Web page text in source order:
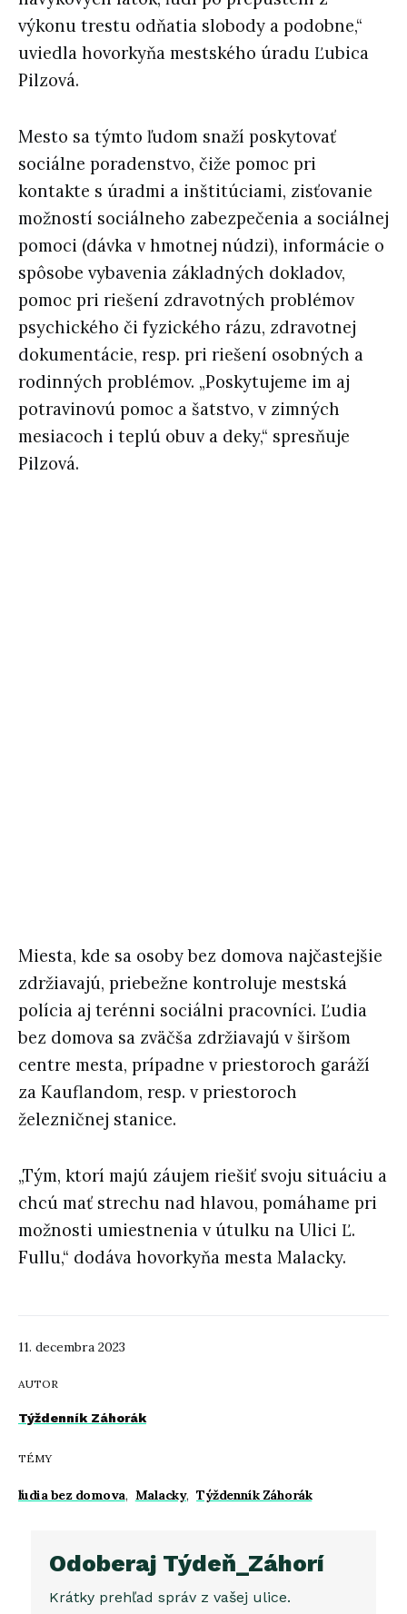
11. decembra 2023
AUTOR
Týždenník Záhorák
TÉMY
ľudia bez domova, Malacky, Týždenník Záhorák
výkonu trestu odňatia slobody a podobne,“
uviedla hovorkyňa mestského úradu Ľubica
Pilzová.
Mesto sa týmto ľudom snaží poskytovať
sociálne poradenstvo, čiže pomoc pri
kontakte s úradmi a inštitúciami, zisťovanie
možností sociálneho zabezpečenia a sociálnej
pomoci (dávka v hmotnej núdzi), informácie o
spôsobe vybavenia základných dokladov,
pomoc pri riešení zdravotných problémov
psychického či fyzického rázu, zdravotnej
dokumentácie, resp. pri riešení osobných a
rodinných problémov. „Poskytujeme im aj
potravinovú pomoc a šatstvo, v zimných
mesiacoch i teplú obuv a deky,“ spresňuje
Pilzová.
Miesta, kde sa osoby bez domova najčastejšie
zdržiavajú, priebežne kontroluje mestská
polícia aj terénni sociálni pracovníci. Ľudia
bez domova sa zväčša zdržiavajú v širšom
centre mesta, prípadne v priestoroch garáží
za Kauflandom, resp. v priestoroch
železničnej stanice.
„Tým, ktorí majú záujem riešiť svoju situáciu a
chcú mať strechu nad hlavou, pomáhame pri
možnosti umiestnenia v útulku na Ulici Ľ.
Fullu,“ dodáva hovorkyňa mesta Malacky.
Odoberaj Týdeň_Záhorí
Krátky prehľad správ z vašej ulice.